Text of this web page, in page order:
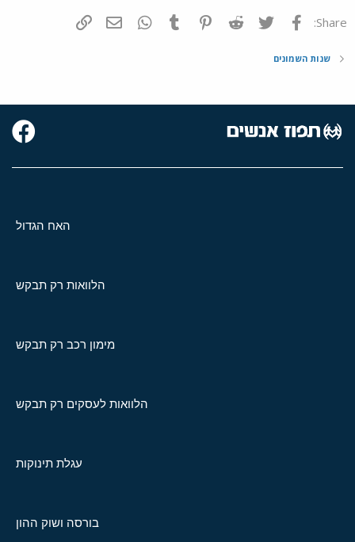
Share: פייסבוק Twitter
Reddit
Pinterest
Tumblr
WhatsAppדואר אלקטרוני
שנות השמונים
האח הגדול
הלוואות רק תבקש
מימון רכב רק תבקש
הלוואות לעסקים רק תבקש
עגלת תינוקות
בורסה ושוק ההון